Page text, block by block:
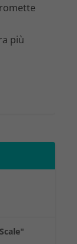
più